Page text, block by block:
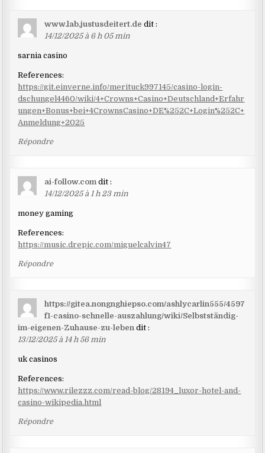
www.lab.justusdeitert.de dit :
14/12/2025 à 6 h 05 min
sarnia casino
References:
https://git.einverne.info/merituck997145/casino-login-
dschungel4460/wiki/4+Crowns+Casino+Deutschland+Erfahr
ungen+Bonus+bei+4CrownsCasino+DE%252C+Login%252C+
Anmeldung+2025
Répondre
ai-follow.com dit :
14/12/2025 à 1 h 23 min
money gaming
References:
https://music.drepic.com/miguelcalvin47
Répondre
https://gitea.nongnghiepso.com/ashlycarlin555/4597
f1-casino-schnelle-auszahlung/wiki/Selbstständig-
im-eigenen-Zuhause-zu-leben dit :
13/12/2025 à 14 h 56 min
uk casinos
References:
https://www.rilezzz.com/read-blog/28194_luxor-hotel-and-
casino-wikipedia.html
Répondre